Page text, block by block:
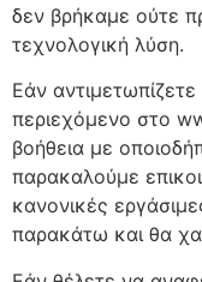
δεν βρήκαμε ούτε
τεχνολογική λύση.
Εάν
περιεχόμενο στο
βοήθεια με
παρακαλούμε
κανονικές
παρακάτω και θα